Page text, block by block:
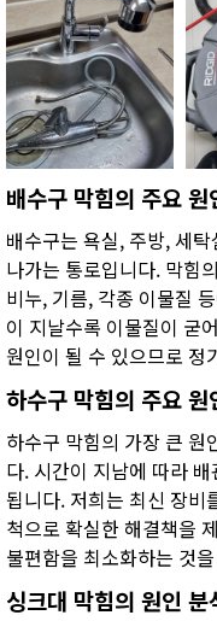
배수구 막힘의 주요 원
배수구는 욕실, 주방, 세
나가는 통로입니다. 막힘
비누, 기름, 각종 이물질
이 지날수록 이물질이 굳
원인이 될 수 있으므로 정
하수구 막힘의 주요 원
하수구 막힘의 가장 큰 원
다. 시간이 지남에 따라
됩니다. 저희는 최신 장비
척으로 확실한 해결책을
불편함을 최소화하는 것
싱크대 막힘의 원인 분